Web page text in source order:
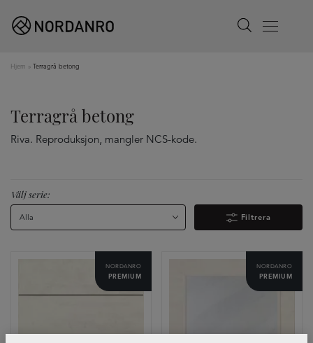
Search
Menu
Hjem » Terragrå betong
Terragrå betong
Riva. Reproduksjon, mangler NCS-kode.
Välj serie:
Alla Filtrera
NORDANRO
PREMIUM
NORDANRO
PREMIUM